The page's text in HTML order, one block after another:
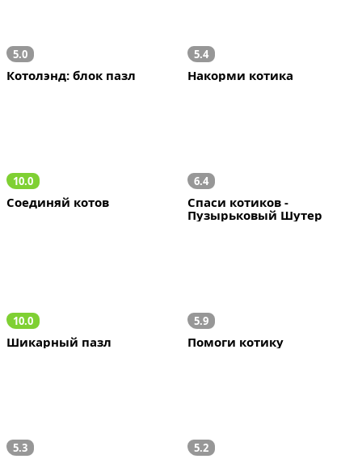
5.0
Котолэнд: блок пазл
5.4
Накорми котика
10.0
Соединяй котов
6.4
Спаси котиков -
Пузырьковый Шутер
10.0
Шикарный пазл
5.9
Помоги котику
5.3 5.2